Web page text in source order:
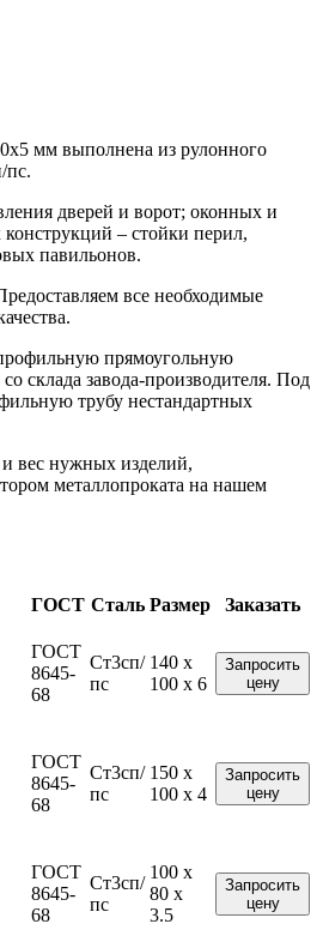
мм выполнена из рулонного
пс.
дверей и ворот; оконных и
– стойки перил,
павильонов.
все необходимые
прямоугольную
склада завода-производителя. Под
трубу нестандартных
вес нужных изделий,
металлопроката на нашем
ГОСТ Сталь Размер
Заказать
ГОСТ
8645-
68
Ст3сп/
пс
140 x
100 x 6
Запросить
цену
ГОСТ
8645-
68
Ст3сп/
пс
150 x
100 x 4
Запросить
цену
ГОСТ
8645-
68
Ст3сп/
пс
100 x
80 x
3.5
Запросить
цену